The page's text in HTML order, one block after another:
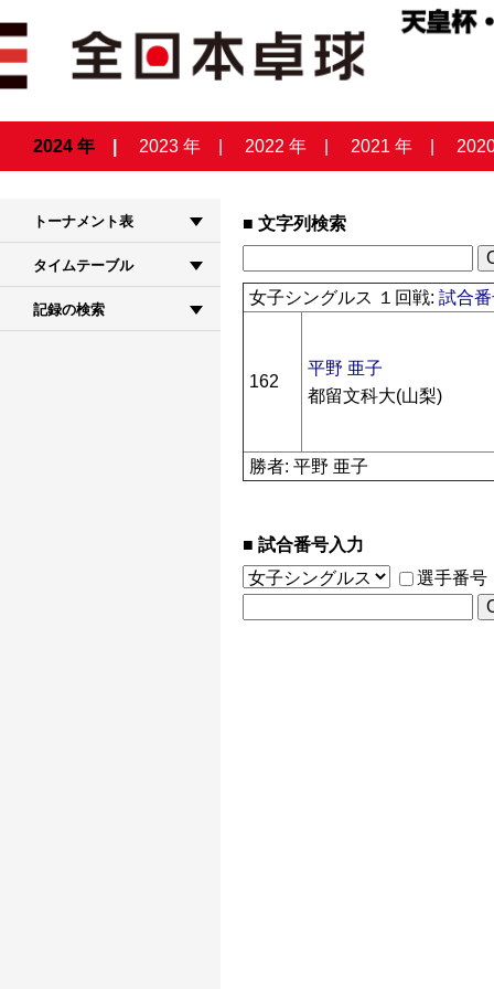
2024 年 2023 年 2022 年 2021 年
トーナメント表
タイムテーブル
記録の検索
文字列検索
女子シングルス １回戦:試合
162
平野 亜子
都留文科大(山梨)
勝者: 平野 亜子
試合番号入力
選手番号